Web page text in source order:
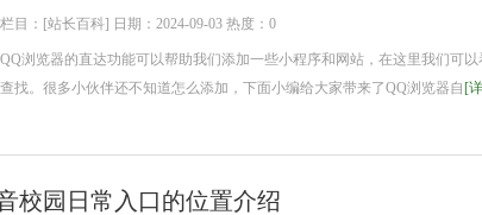
目：[站长百科] 日期：2024-09-03 热度：0
览器的直达功能可以帮助我们添加一些小程序和网站，在这里我们可以
找。很多小伙伴还不知道怎么添加，下面小编给大家带来了QQ浏览器自 [
校园日常入口的位置介绍